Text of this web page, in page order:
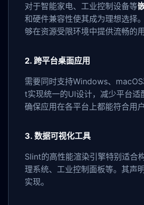
对于智能家电、工业控制设备等
和硬件兼容性使其成为理想选择
够在资源受限环境中提供流畅的用
2. 跨平台桌面应用
需要同时支持Windows、
t实现统一的UI设计，减少平台
确保应用在各平台上都能符合用户
3. 数据可视化工具
Slint的高性能渲染引擎特别适合
理系统、工业控制面板等。其声
实现。